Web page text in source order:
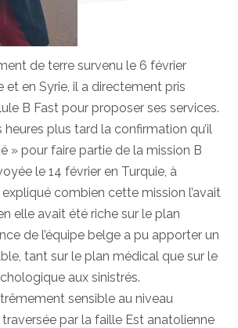
de terre survenu le 6 février
et en Syrie, il a directement pris
B Fast pour proposer ses services.
heures plus tard la confirmation qu’il
» pour faire partie de la mission B
le 14 février en Turquie, à
expliqué combien cette mission l’avait
elle avait été riche sur le plan
de l’équipe belge a pu apporter un
tant sur le plan médical que sur le
aux sinistrés.
sensible au niveau
par la faille Est anatolienne